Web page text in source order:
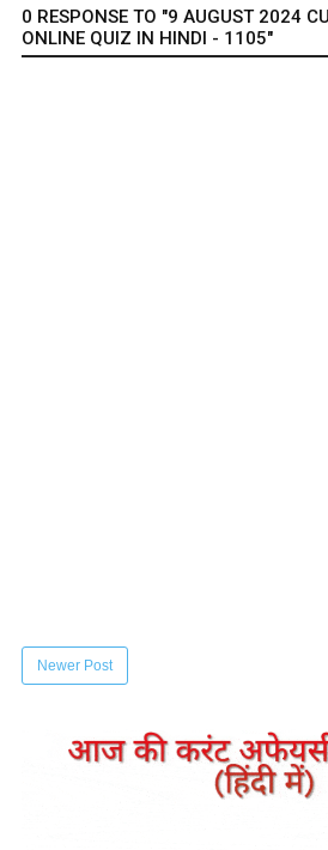
0 RESPONSE TO "9 AUGUST 2024
ONLINE QUIZ IN HINDI - 1105"
Newer Post